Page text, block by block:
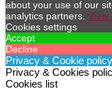
about your use of our
analytics partners. View
Cookies settings
Accept
Decline
Privacy & Cookie policy
Privacy & Cookies
Cookies list